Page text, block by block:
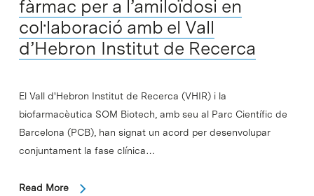
fàrmac per a l’amiloïdosi en
col·laboració amb el Vall
d’Hebron Institut de Recerca
El Vall d'Hebron Institut de Recerca (VHIR) i la
biofarmacèutica SOM Biotech, amb seu al Parc Científic de
Barcelona (PCB), han signat un acord per desenvolupar
conjuntament la fase clínica…
Read More